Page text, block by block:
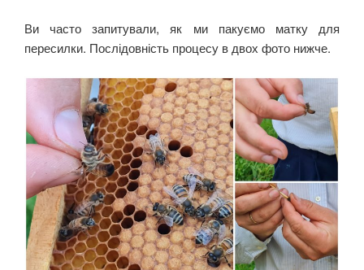
Ви часто запитували, як ми пакуємо матку для
пересилки. Послідовність процесу в двох фото нижче.